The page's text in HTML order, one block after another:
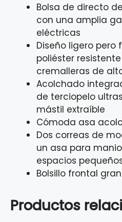
Bolsa de directo
con una amplia
eléctricas
Diseño ligero pero
poliéster
cremalleras de
Acolchado
de terciopelo
mástil extraíble
Cómoda asa
Dos correas de
un asa para
espacios
Bolsillo frontal
Productos